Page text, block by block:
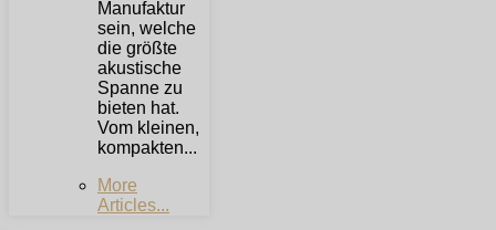
Manufaktur
sein, welche
die größte
akustische
Spanne zu
bieten hat.
Vom kleinen,
kompakten...
More
Articles...